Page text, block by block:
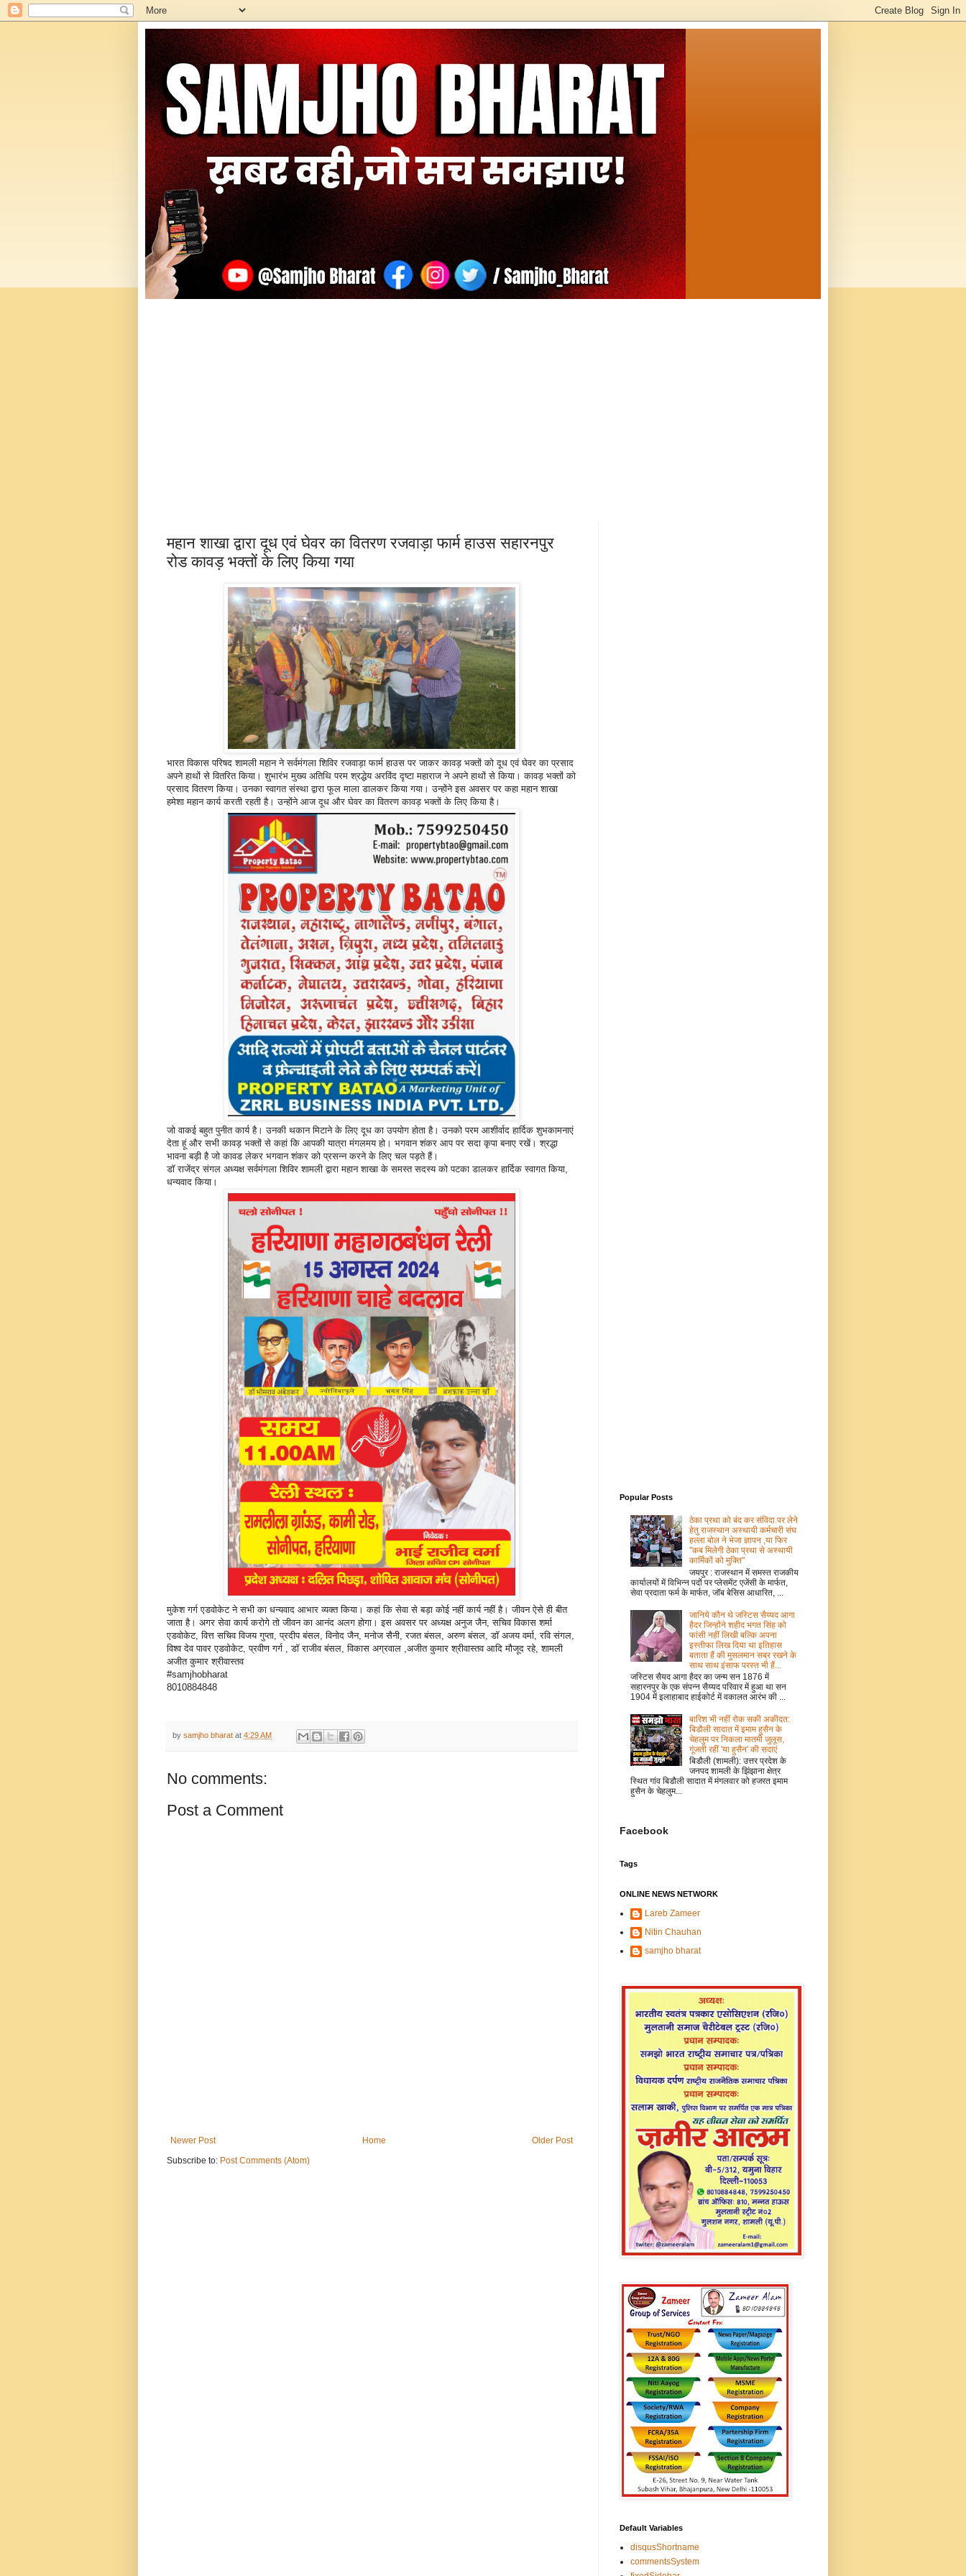
महान शाखा द्वारा दूध एवं घेवर का वितरण रजवाड़ा फार्म हाउस सहारनपुर
रोड कावड़ भक्तों के लिए किया गया
भारत विकास परिषद शामली महान ने सर्वमंगला शिविर रजवाड़ा फार्म हाउस पर जाकर कावड़ भक्तों को दूध एवं घेवर का प्रसाद
अपने हाथों से वितरित किया। शुभारंभ मुख्य अतिथि परम श्रद्धेय अरविंद दृष्टा महाराज ने अपने हाथों से किया। कावड़ भक्तों को
प्रसाद वितरण किया। उनका स्वागत संस्था द्वारा फूल माला डालकर किया गया। उन्होंने इस अवसर पर कहा महान शाखा
हमेशा महान कार्य करती रहती है। उन्होंने आज दूध और घेवर का वितरण कावड़ भक्तों के लिए किया है।
जो वाकई बहुत पुनीत कार्य है। उनकी थकान मिटाने के लिए दूध का उपयोग होता है। उनको परम आशीर्वाद हार्दिक शुभकामनाएं
देता हूं और सभी कावड़ भक्तों से कहां कि आपकी यात्रा मंगलमय हो। भगवान शंकर आप पर सदा कृपा बनाए रखें। श्रद्धा
भावना बड़ी है जो कावड लेकर भगवान शंकर को प्रसन्न करने के लिए चल पड़ते हैं।
डॉ राजेंद्र संगल अध्यक्ष सर्वमंगला शिविर शामली द्वारा महान शाखा के समस्त सदस्य को पटका डालकर हार्दिक स्वागत किया,
धन्यवाद किया।
मुकेश गर्ग एडवोकेट ने सभी का धन्यवाद आभार व्यक्त किया। कहां कि सेवा से बड़ा कोई नहीं कार्य नहीं है। जीवन ऐसे ही बीत
जाता है। अगर सेवा कार्य करोगे तो जीवन का आनंद अलग होगा। इस अवसर पर अध्यक्ष अनुज जैन, सचिव विकास शर्मा
एडवोकेट, वित्त सचिव विजय गुप्ता, प्रदीप बंसल, विनोद जैन, मनोज सैनी, रजत बंसल, अरुण बंसल, डॉ अजय वर्मा, रवि संगल,
विश्व देव पावर एडवोकेट, प्रवीण गर्ग , डॉ राजीव बंसल, विकास अग्रवाल ,अजीत कुमार श्रीवास्तव आदि मौजूद रहे, शामली
अजीत कुमार श्रीवास्तव
#samjhobharat
8010884848
by samjho bharat at 4:29 AM
No comments:
Post a Comment
Newer Post Older Post
Home
Subscribe to: Post Comments (Atom)
Popular Posts
ठेका प्रथा को बंद कर संविदा पर लेने
हेतु राजस्थान अस्थायी कर्मचारी संघ
हल्ला बोल ने भेजा ज्ञापन ,या फिर
"कब मिलेगी ठेका प्रथा से अस्थायी
कार्मिकों को मुक्ति"
जयपुर : राजस्थान में समस्त राजकीय
कार्यालयों में विभिन्न पदों पर प्लेसमेंट एजेंसी के मार्फत,
सेवा प्रदाता फर्म के मार्फत, जॉब बेसिस आधारित, ...
जानिये कौन थे जस्टिस सैय्यद आगा
हैदर जिन्होंने शहीद भगत सिंह को
फांसी नहीं लिखी बल्कि अपना
इस्तीफा लिख दिया था इतिहास
बताता हैं की मुसलमान सब्र रखने के
साथ साथ इंसाफ परस्त भी हैं...
जस्टिस सैयद आगा हैदर का जन्म सन 1876 में
सहारनपुर के एक संपन्न सैय्यद परिवार में हुआ था सन
1904 में इलाहाबाद हाईकोर्ट में वकालत आरंभ की ...
बारिश भी नहीं रोक सकी अकीदत:
बिडौली सादात में इमाम हुसैन के
चेहलुम पर निकला मातमी जुलूस,
गूंजती रहीं 'या हुसैन' की सदाएं
बिडौली (शामली): उत्तर प्रदेश के
जनपद शामली के झिंझाना क्षेत्र
स्थित गांव बिडौली सादात में मंगलवार को हजरत इमाम
हुसैन के चेहलुम...
Facebook
Tags
ONLINE NEWS NETWORK
Lareb Zameer
Nitin Chauhan
samjho bharat
Default Variables
disqusShortname
commentsSystem